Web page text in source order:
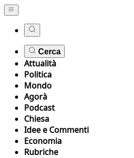
Cerca
Attualità
Politica
Mondo
Agorà
Podcast
Chiesa
Idee e Commenti
Economia
Rubriche